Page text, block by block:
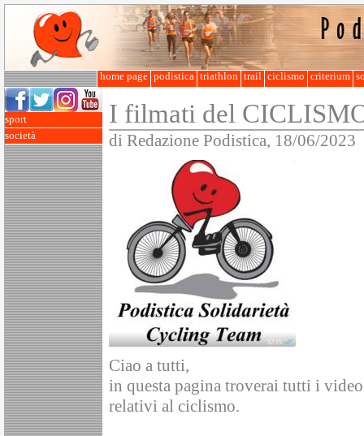
home page podistica triathlon trail ciclismo criterium
sport
società
I filmati del
di Redazione Podistica, 18/06/2023
Ciao a tutti,
in questa pagina troverai tutti i
relativi al ciclismo.